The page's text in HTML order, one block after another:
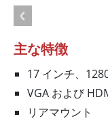
主な特徴
17 インチ、
VGA および
リアマウント